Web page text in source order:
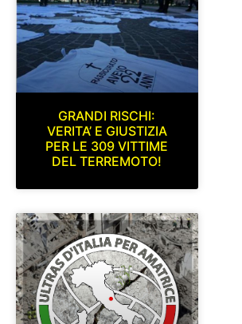
GRANDI RISCHI:
VERITA’ E GIUSTIZIA
PER LE 309 VITTIME
DEL TERREMOTO!